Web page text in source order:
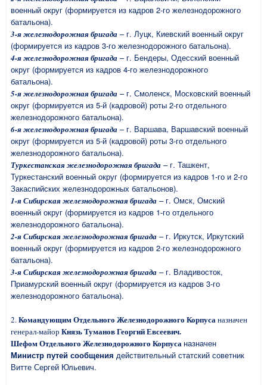
военный округ (формируется из кадров 2-го железнодорожного
батальона).
3-я железнодорожная бригада – г. Луцк, Киевский военный округ
(формируется из кадров 3-го железнодорожного батальона).
4-я железнодорожная бригада – г. Бендеры, Одесский военный
округ (формируется из кадров 4-го железнодорожного
батальона).
5-я железнодорожная бригада – г. Смоленск, Московский военный
округ (формируется из 5-й (кадровой) роты 2-го отдельного
железнодорожного батальона).
6-я железнодорожная бригада – г. Варшава, Варшавский военный
округ (формируется из 5-й (кадровой) роты 3-го отдельного
железнодорожного батальона).
Туркестанская железнодорожная бригада – г. Ташкент,
Туркестанский военный округ (формируется из кадров 1-го и 2-го
Закаспийских железнодорожных батальонов).
1-я Сибирская железнодорожная бригада – г. Омск, Омский
военный округ (формируется из кадров 1-го отдельного
железнодорожного батальона).
2-я Сибирская железнодорожная бригада – г. Иркутск, Иркутский
военный округ (формируется из кадров 2-го железнодорожного
батальона).
3-я Сибирская железнодорожная бригада – г. Владивосток,
Приамурский военный округ (формируется из кадров 3-го
железнодорожного батальона).
2.Командующим Отдельного Железнодорожного Корпусаназначен
генерал-майор Князь Туманов Георгий Евсеевич.
Шефом Отдельного Железнодорожного Корпусаназначен
Министр путей сообщения действительный статский советник
Витте Сергей Юльевич.